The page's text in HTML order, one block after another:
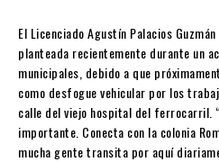
El Licenciado Agustín Palacios
planteada recientemente durante un
municipales, debido a que
como desfogue vehicular por los
calle del viejo hospital del ferrocarril.
importante. Conecta con la colonia
mucha gente transita por aquí